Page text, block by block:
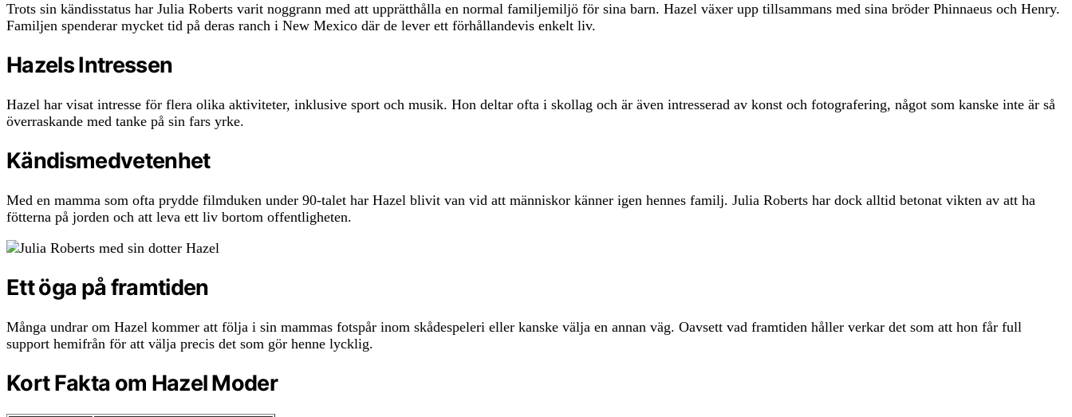
Trots sin kändisstatus har Julia Roberts varit noggrann med att upprätthålla en normal familjemiljö för sina barn. Hazel växer upp tillsammans med sina bröder Phinnaeus och Henry.
Familjen spenderar mycket tid på deras ranch i New Mexico där de lever ett förhållandevis enkelt liv.
Hazels Intressen
Hazel har visat intresse för flera olika aktiviteter, inklusive sport och musik. Hon deltar ofta i skollag och är även intresserad av konst och fotografering, något som kanske inte är så
överraskande med tanke på sin fars yrke.
Kändismedvetenhet
Med en mamma som ofta prydde filmduken under 90-talet har Hazel blivit van vid att människor känner igen hennes familj. Julia Roberts har dock alltid betonat vikten av att ha
fötterna på jorden och att leva ett liv bortom offentligheten.
Ett öga på framtiden
Många undrar om Hazel kommer att följa i sin mammas fotspår inom skådespeleri eller kanske välja en annan väg. Oavsett vad framtiden håller verkar det som att hon får full
support hemifrån för att välja precis det som gör henne lycklig.
Kort Fakta om Hazel Moder